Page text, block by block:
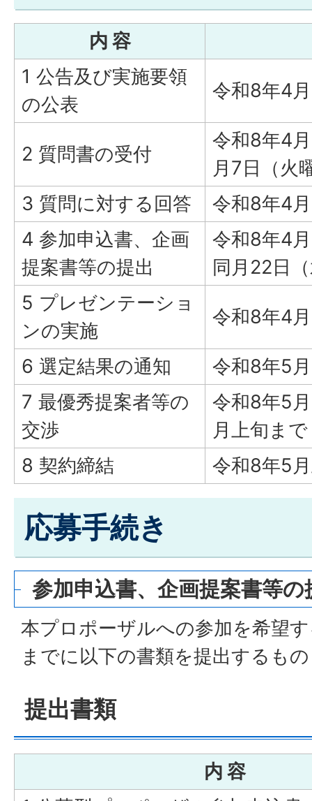
内 容
1 公告及び実施要領
の公表
令和8年4
2 質問書の受付
令和8年4
月7日（火
3 質問に対する回答
令和8年4
4 参加申込書、企画
提案書等の提出
令和8年4
同月22日
5 プレゼンテーショ
ンの実施
令和8年4
6 選定結果の通知
令和8年5
7 最優秀提案者等の
交渉
令和8年5
月上旬まで
8 契約締結
令和8年5
応募手続き
参加申込書、企画提案書等の
本プロポーザルへの参加を希望
までに以下の書類を提出するも
提出書類
内 容